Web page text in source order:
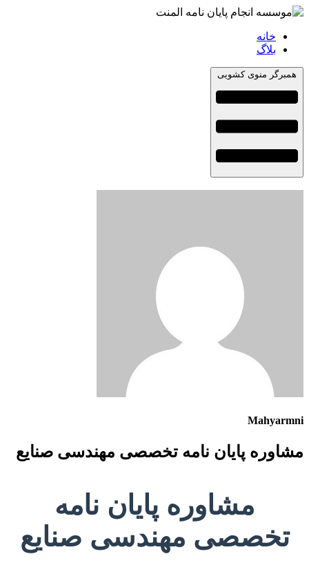
خانه
بلاگ
همبرگر منوی کشویی
Mahyarmni
مشاوره پایان نامه تخصصی مهندسی صنایع
مشاوره پایان نامه
تخصصی مهندسی صنایع